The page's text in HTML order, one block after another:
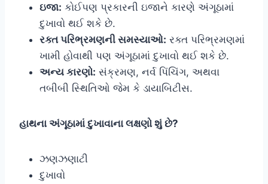
ઇજા: કોઈપણ પ્રકારની ઇજાને કારણે અંગૂઠામાં
દુખાવો થઈ શકે છે.
રક્ત પરિભ્રમણની સમસ્યાઓ: રક્ત પરિભ્રમણમાં
ખામી હોવાથી પણ અંગૂઠામાં દુખાવો થઈ શકે છે.
અન્ય કારણો: સંક્રમણ, નર્વ પિંચિંગ, અથવા
તબીબી સ્થિતિઓ જેમ કે ડાયાબિટીસ.
હાથના અંગૂઠામાં દુખાવાના લક્ષણો શું છે?
ઝણઝણાટી
દુખાવો